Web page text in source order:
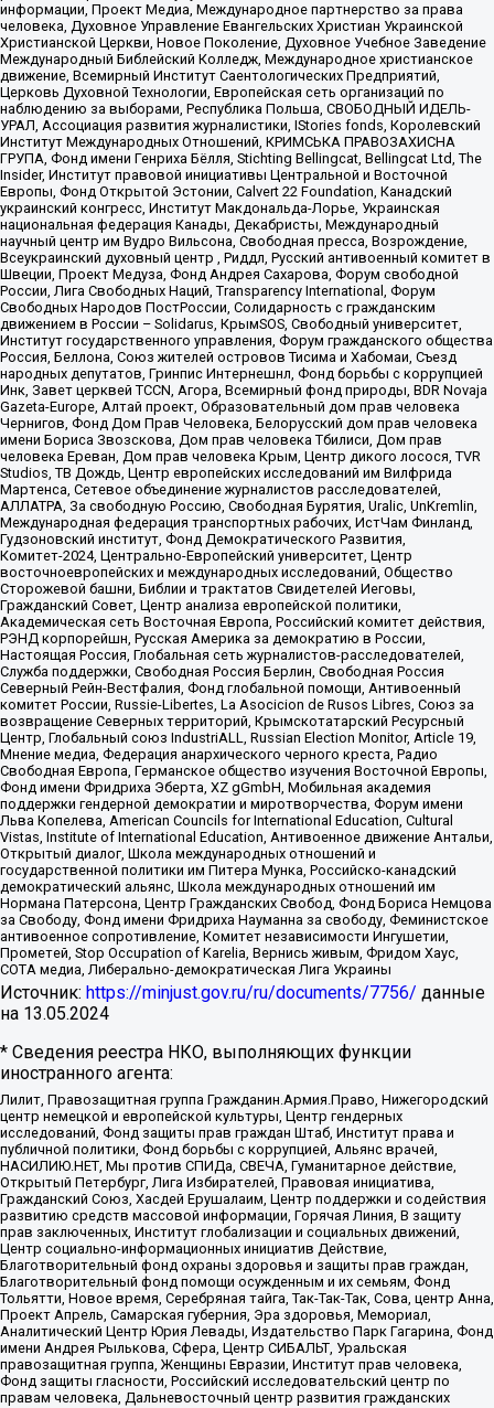
информации, Проект Медиа, Международное партнерство за права
человека, Духовное Управление Евангельских Христиан Украинской
Христианской Церкви, Новое Поколение, Духовное Учебное Заведение
Международный Библейский Колледж, Международное христианское
движение, Всемирный Институт Саентологических Предприятий,
Церковь Духовной Технологии, Европейская сеть организаций по
наблюдению за выборами, Республика Польша, СВОБОДНЫЙ ИДЕЛЬ-
УРАЛ, Ассоциация развития журналистики, IStories fonds, Королевский
Институт Международных Отношений, КРИМСЬКА ПРАВОЗАХИСНА
ГРУПА, Фонд имени Генриха Бёлля, Stichting Bellingcat, Bellingcat Ltd, The
Insider, Институт правовой инициативы Центральной и Восточной
Европы, Фонд Открытой Эстонии, Calvert 22 Foundation, Канадский
украинский конгресс, Институт Макдональда-Лорье, Украинская
национальная федерация Канады, Декабристы, Международный
научный центр им Вудро Вильсона, Свободная пресса, Возрождение,
Всеукраинский духовный центр , Риддл, Русский антивоенный комитет в
Швеции, Проект Медуза, Фонд Андрея Сахарова, Форум свободной
России, Лига Свободных Наций, Transparеncy International, Форум
Свободных Народов ПостРоссии, Солидарность с гражданским
движением в России – Solidarus, КрымSOS, Свободный университет,
Институт государственного управления, Форум гражданского общества
Россия, Беллона, Союз жителей островов Тисима и Хабомаи, Съезд
народных депутатов, Гринпис Интернешнл, Фонд борьбы с коррупцией
Инк, Завет церквей TCCN, Агора, Всемирный фонд природы, BDR Novaja
Gazeta-Europe, Алтай проект, Образовательный дом прав человека
Чернигов, Фонд Дом Прав Человека, Белорусский дом прав человека
имени Бориса Звозскова, Дом прав человека Тбилиси, Дом прав
человека Ереван, Дом прав человека Крым, Центр дикого лосося, TVR
Studios, ТВ Дождь, Центр европейских исследований им Вилфрида
Мартенса, Сетевое объединение журналистов расследователей,
АЛЛАТРА, За свободную Россию, Свободная Бурятия, Uralic, UnKremlin,
Международная федерация транспортных рабочих, ИстЧам Финланд,
Гудзоновский институт, Фонд Демократического Развития,
Комитет-2024, Центрально-Европейский университет, Центр
восточноевропейских и международных исследований, Общество
Сторожевой башни, Библии и трактатов Свидетелей Иеговы,
Гражданский Совет, Центр анализа европейской политики,
Академическая сеть Восточная Европа, Российский комитет действия,
РЭНД корпорейшн, Русская Америка за демократию в России,
Настоящая Россия, Глобальная сеть журналистов-расследователей,
Служба поддержки, Свободная Россия Берлин, Свободная Россия
Северный Рейн-Вестфалия, Фонд глобальной помощи, Антивоенный
комитет России, Russie-Libertes, La Asocicion de Rusos Libres, Союз за
возвращение Северных территорий, Крымскотатарский Ресурсный
Центр, Глобальный союз IndustriALL, Russian Election Monitor, Article 19,
Мнение медиа, Федерация анархического черного креста, Радио
Свободная Европа, Германское общество изучения Восточной Европы,
Фонд имени Фридриха Эберта, XZ gGmbH, Мобильная академия
поддержки гендерной демократии и миротворчества, Форум имени
Льва Копелева, American Councils for International Education, Cultural
Vistas, Institute of International Education, Антивоенное движение Антальи,
Открытый диалог, Школа международных отношений и
государственной политики им Питера Мунка, Российско-канадский
демократический альянс, Школа международных отношений им
Нормана Патерсона, Центр Гражданских Свобод, Фонд Бориса Немцова
за Свободу, Фонд имени Фридриха Науманна за свободу, Феминистское
антивоенное сопротивление, Комитет независимости Ингушетии,
Прометей, Stop Occupation of Karelia, Вернись живым, Фридом Хаус,
СОТА медиа, Либерально-демократическая Лига Украины
Источник: https://minjust.gov.ru/ru/documents/7756/ данные
на 13.05.2024
* Сведения реестра НКО, выполняющих функции
иностранного агента:
Лилит, Правозащитная группа Гражданин.Армия.Право, Нижегородский
центр немецкой и европейской культуры, Центр гендерных
исследований, Фонд защиты прав граждан Штаб, Институт права и
публичной политики, Фонд борьбы с коррупцией, Альянс врачей,
НАСИЛИЮ.НЕТ, Мы против СПИДа, СВЕЧА, Гуманитарное действие,
Открытый Петербург, Лига Избирателей, Правовая инициатива,
Гражданский Союз, Хасдей Ерушалаим, Центр поддержки и содействия
развитию средств массовой информации, Горячая Линия, В защиту
прав заключенных, Институт глобализации и социальных движений,
Центр социально-информационных инициатив Действие,
Благотворительный фонд охраны здоровья и защиты прав граждан,
Благотворительный фонд помощи осужденным и их семьям, Фонд
Тольятти, Новое время, Серебряная тайга, Так-Так-Так, Сова, центр Анна,
Проект Апрель, Самарская губерния, Эра здоровья, Мемориал,
Аналитический Центр Юрия Левады, Издательство Парк Гагарина, Фонд
имени Андрея Рылькова, Сфера, Центр СИБАЛЬТ, Уральская
правозащитная группа, Женщины Евразии, Институт прав человека,
Фонд защиты гласности, Российский исследовательский центр по
правам человека, Дальневосточный центр развития гражданских